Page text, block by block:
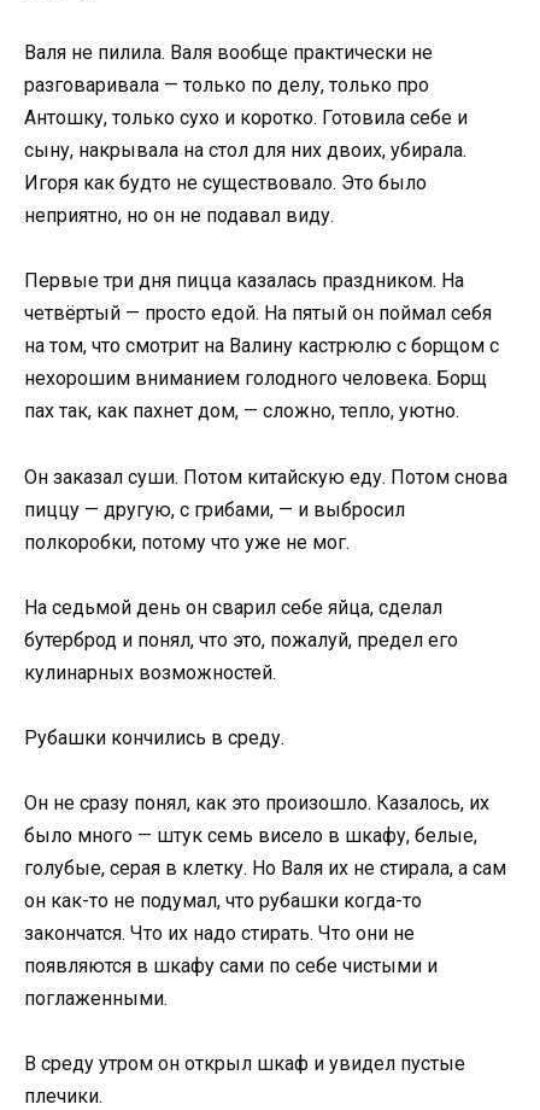
Валя не пилила. Валя вообще практически не
разговаривала — только по делу, только про
Антошку, только сухо и коротко. Готовила себе и
сыну, накрывала на стол для них двоих, убирала.
Игоря как будто не существовало. Это было
неприятно, но он не подавал виду.
Первые три дня пицца казалась праздником. На
четвёртый — просто едой. На пятый он поймал себя
на том, что смотрит на Валину кастрюлю с борщом с
нехорошим вниманием голодного человека. Борщ
пах так, как пахнет дом, — сложно, тепло, уютно.
Он заказал суши. Потом китайскую еду. Потом снова
пиццу — другую, с грибами, — и выбросил
полкоробки, потому что уже не мог.
На седьмой день он сварил себе яйца, сделал
бутерброд и понял, что это, пожалуй, предел его
кулинарных возможностей.
Рубашки кончились в среду.
Он не сразу понял, как это произошло. Казалось, их
было много — штук семь висело в шкафу, белые,
голубые, серая в клетку. Но Валя их не стирала, а сам
он как-то не подумал, что рубашки когда-то
закончатся. Что их надо стирать. Что они не
появляются в шкафу сами по себе чистыми и
поглаженными.
В среду утром он открыл шкаф и увидел пустые
плечики.